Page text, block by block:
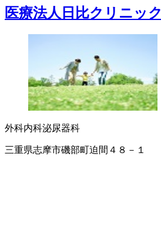
医療法人日比クリニック
外科内科泌尿器科
三重県志摩市磯部町迫間４８－１